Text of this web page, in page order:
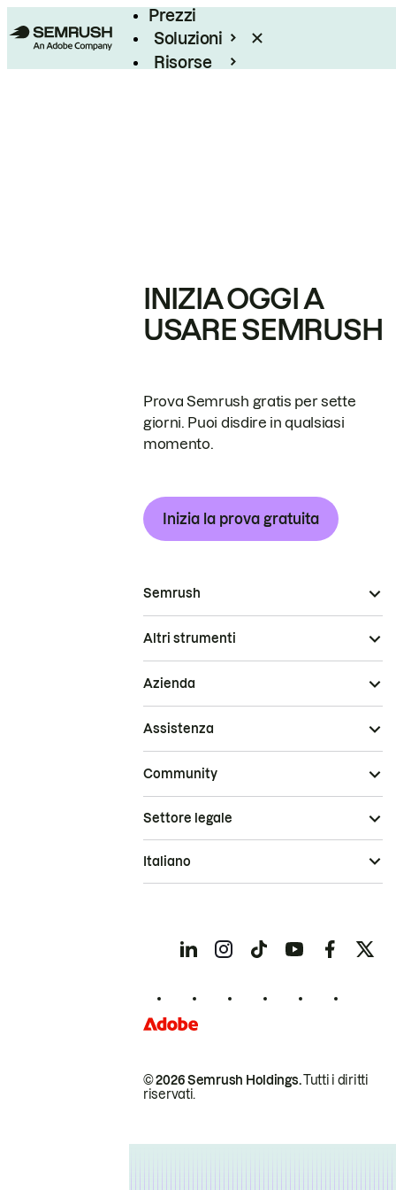
Prezzi
Soluzioni
Risorse
INIZIA OGGI A
USARE SEMRUSH
Prova Semrush gratis per sette
giorni. Puoi disdire in qualsiasi
momento.
Inizia la prova gratuita
Semrush
Altri strumenti
Azienda
Assistenza
Community
© 2026 Semrush Holdings.Tutti i diritti
riservati.
Settore legale
Italiano